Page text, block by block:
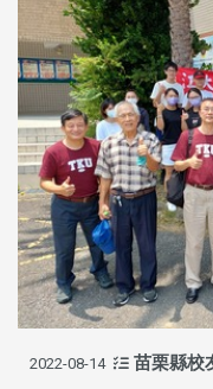
2022-08-14 苗栗縣校